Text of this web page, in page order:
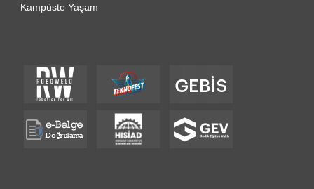
Kampüste Yaşam